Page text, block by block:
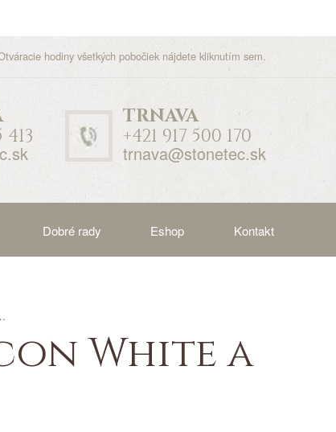
hodiny všetkých pobočiek nájdete kliknutím sem.
413
TRNAVA
+421 917 500 170
trnava@stonetec.sk
Dobré rady Eshop Kontakt
White a